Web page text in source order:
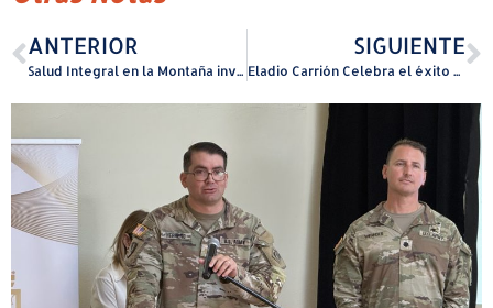
ANTERIOR
Salud Integral en la Montaña invierte $1.7 millones en nuevo Centro de Salud Integral en Toa Alta para fortalecer el acceso a servicios de salud primaria y preventiva
SIGUIENTE
Eladio Carrión Celebra el éxito del primer “Sauce Boyz Country Club Golf Tournament” en Puerto Rico